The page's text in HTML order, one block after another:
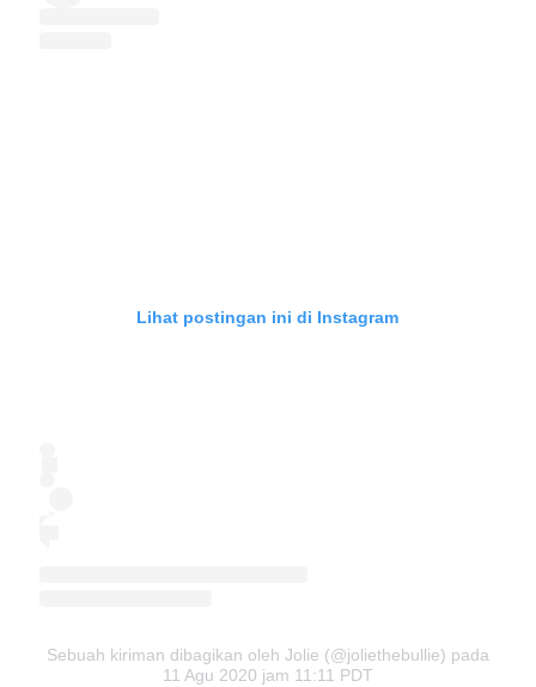
Lihat postingan ini di Instagram
Sebuah kiriman dibagikan oleh Jolie (@joliethebullie) pada
11 Agu 2020 jam 11:11 PDT